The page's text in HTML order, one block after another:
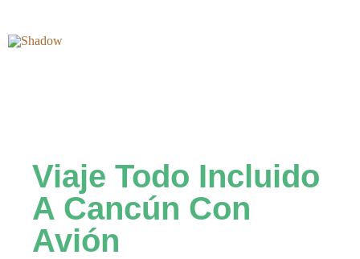
Viaje Todo Incluido
A Cancún Con
Avión